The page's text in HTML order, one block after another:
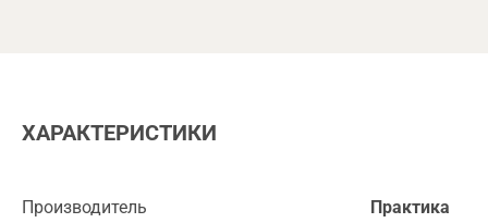
ХАРАКТЕРИСТИКИ
Производитель Практика